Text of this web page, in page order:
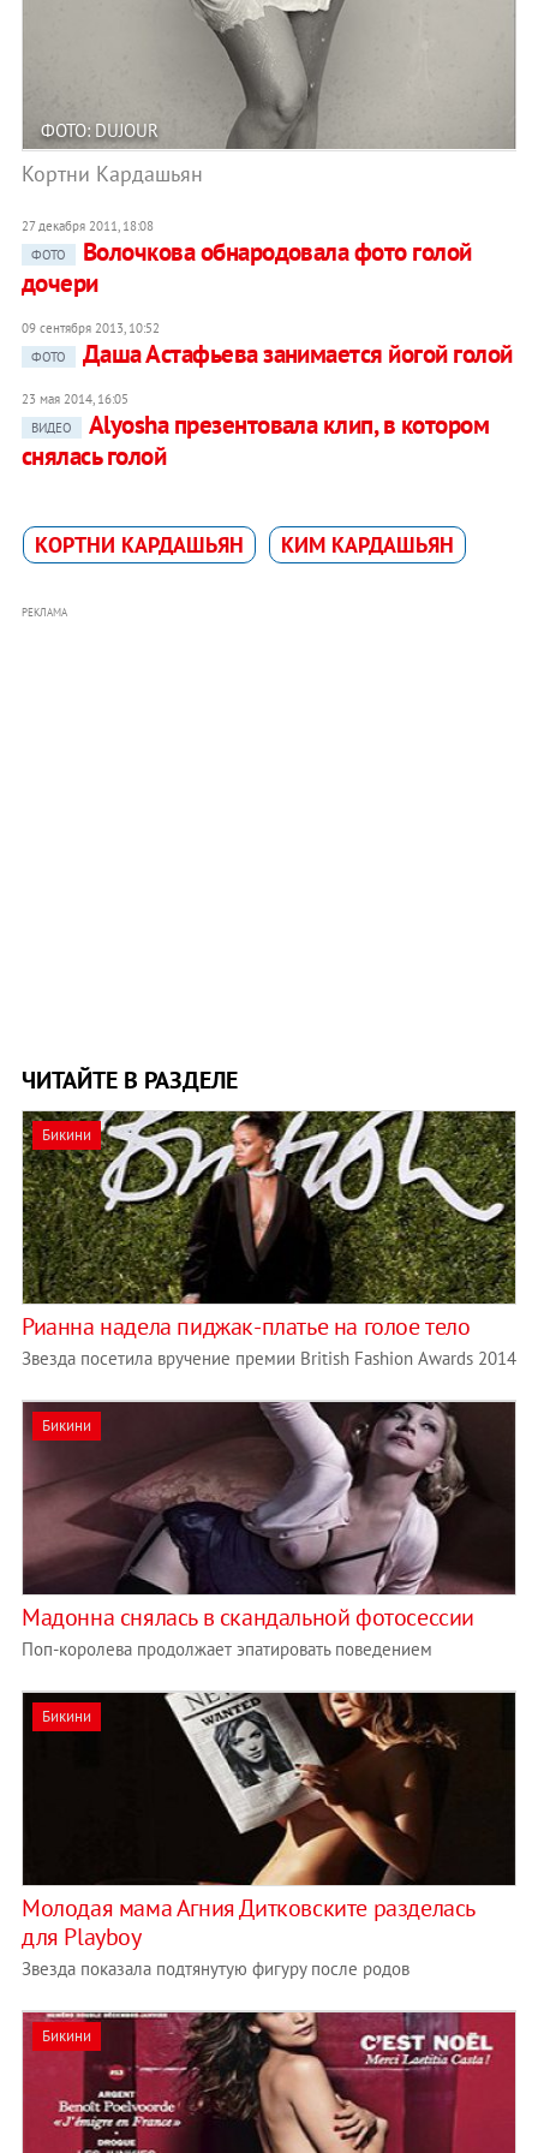
ФОТО: DUJOUR
Кортни Кардашьян
27 декабря 2011, 18:08
ФОТО
Волочкова обнародовала фото голой
дочери
09 сентября 2013, 10:52
ФОТО
Даша Астафьева занимается йогой голой
23 мая 2014, 16:05
ВИДЕО
Alyosha презентовала клип, в котором
снялась голой
КОРТНИ КАРДАШЬЯН КИМ КАРДАШЬЯН
РЕКЛАМА
ЧИТАЙТЕ В РАЗДЕЛЕ
Бикини
Рианна надела пиджак-платье на голое тело
Звезда посетила вручение премии British Fashion Awards 2014
Бикини
Мадонна снялась в скандальной фотосессии
Поп-королева продолжает эпатировать поведением
Бикини
Молодая мама Агния Дитковските разделась
для Playboy
Звезда показала подтянутую фигуру после родов
Бикини